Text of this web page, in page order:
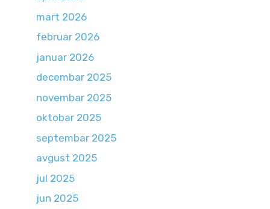
mart 2026
februar 2026
januar 2026
decembar 2025
novembar 2025
oktobar 2025
septembar 2025
avgust 2025
jul 2025
jun 2025